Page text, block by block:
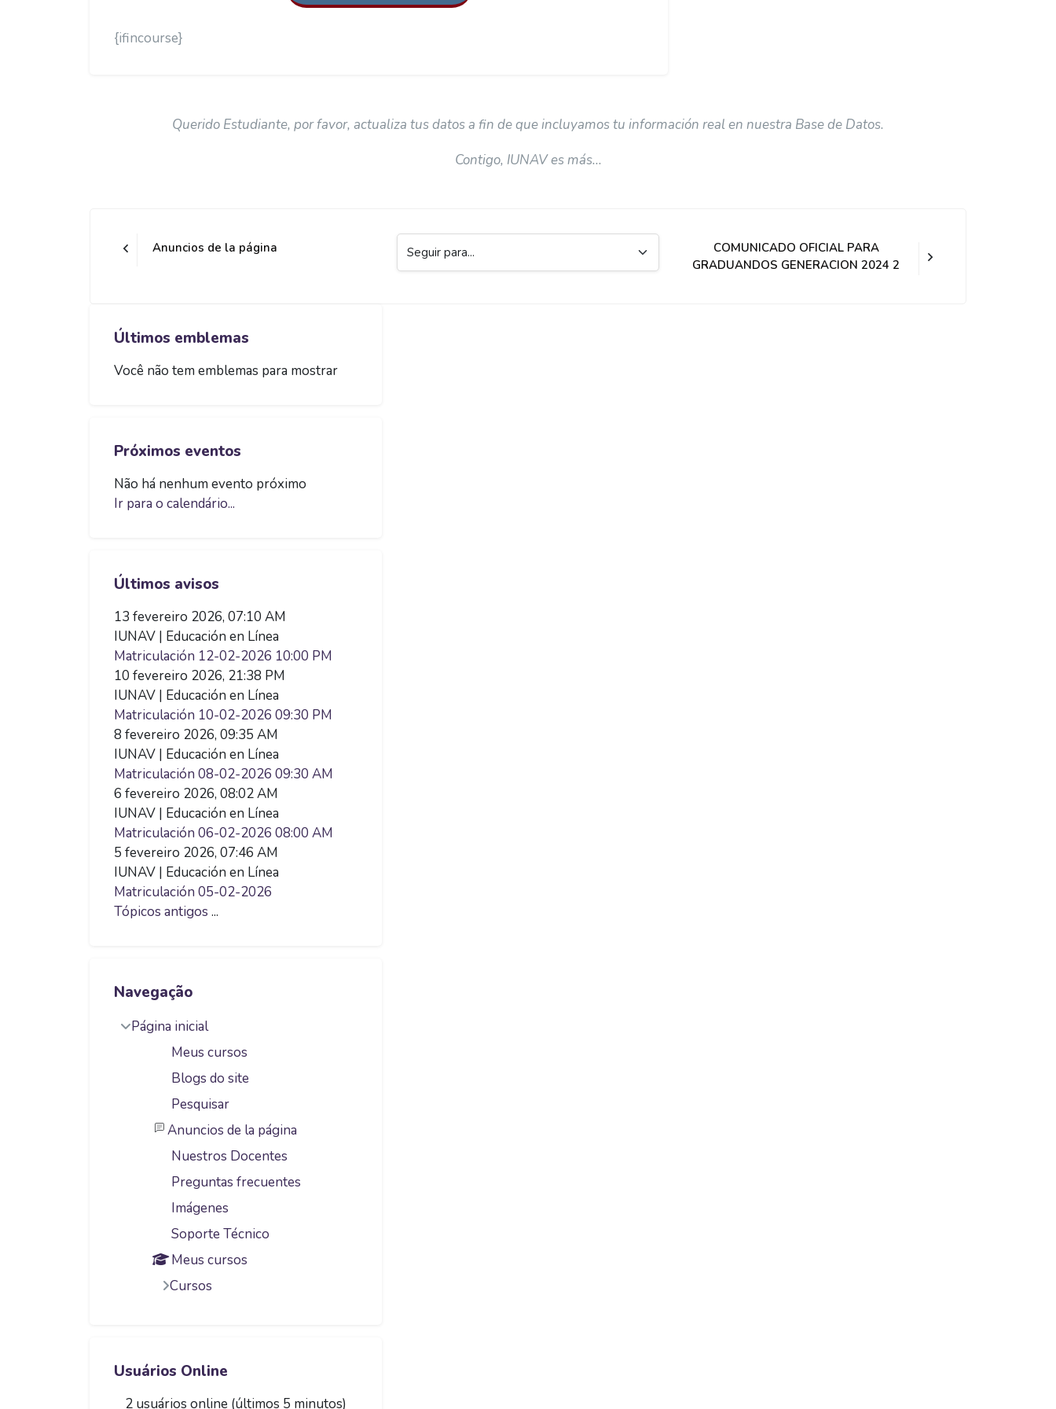
{ifincourse}
Querido Estudiante, por favor, actualiza tus datos a fin de que incluyamos tu información real en nuestra Base de Datos.
Contigo, IUNAV es más...
Anuncios de la página
Seguir para...
COMUNICADO OFICIAL PARA
GRADUANDOS GENERACION 2024 2
Últimos emblemas
Você não tem emblemas para mostrar
Próximos eventos
Não há nenhum evento próximo
Ir para o calendário...
Últimos avisos
13 fevereiro 2026, 07:10 AM
IUNAV | Educación en Línea
Matriculación 12-02-2026 10:00 PM
10 fevereiro 2026, 21:38 PM
IUNAV | Educación en Línea
Matriculación 10-02-2026 09:30 PM
8 fevereiro 2026, 09:35 AM
IUNAV | Educación en Línea
Matriculación 08-02-2026 09:30 AM
6 fevereiro 2026, 08:02 AM
IUNAV | Educación en Línea
Matriculación 06-02-2026 08:00 AM
5 fevereiro 2026, 07:46 AM
IUNAV | Educación en Línea
Matriculación 05-02-2026
Tópicos antigos ...
Navegação
Página inicial
Meus cursos
Blogs do site
Pesquisar
Anuncios de la página
Nuestros Docentes
Preguntas frecuentes
Imágenes
Soporte Técnico
Meus cursos
Cursos
Usuários Online
2 usuários online (últimos 5 minutos)